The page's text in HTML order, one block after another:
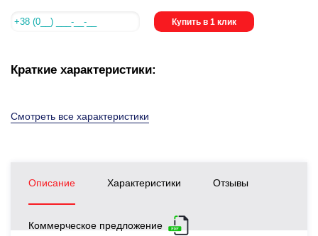
Купить в 1 клик
Краткие характеристики:
Смотреть все характеристики
Описание Характеристики Отзывы
Коммерческое предложение